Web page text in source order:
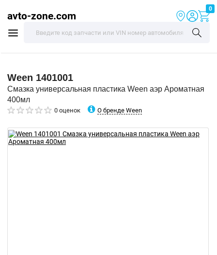
avto-zone.com
0
Ween 1401001
Смазка универсальная пластика Ween аэр Ароматная
400мл
0 оценок О бренде Ween